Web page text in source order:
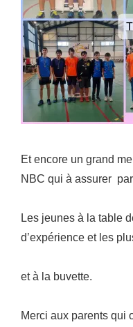
Et encore un grand
NBC qui à assurer
Les jeunes à la table
d’expérience et les
et à la buvette.
Merci aux parents qui